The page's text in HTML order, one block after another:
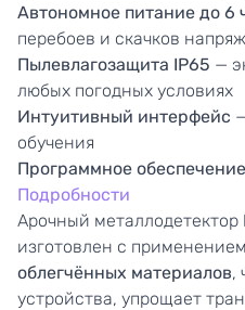
Автономное питание до 6
перебоев и скачков
Пылевлагозащита IP65 —
любых погодных условиях
Интуитивный интерфейс
обучения
Программное
Подробности
Арочный металлодетектор
изготовлен с применением
облегчённых материалов,
устройства, упрощает